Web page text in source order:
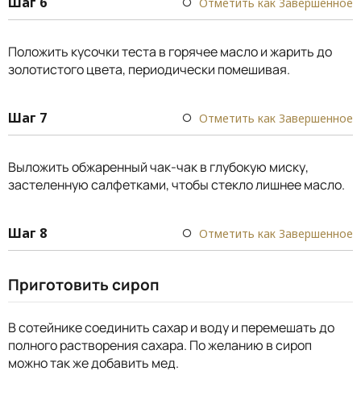
Положить кусочки теста в горячее масло и жарить до
золотистого цвета, периодически помешивая.
Шаг 7 Отметить как Завершенное
Выложить обжаренный чак-чак в глубокую миску,
застеленную салфетками, чтобы стекло лишнее масло.
Шаг 8 Отметить как Завершенное
Приготовить сироп
В сотейнике соединить сахар и воду и перемешать до
полного растворения сахара. По желанию в сироп
можно так же добавить мед.